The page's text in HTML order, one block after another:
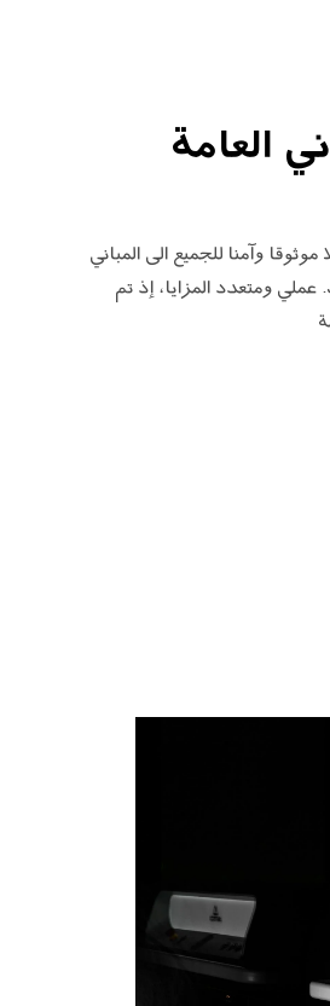
العامة
وآمنا للجميع الى المباني
ومتعدد المزايا، إذ تم